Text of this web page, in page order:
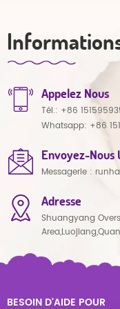
Appelez Nous
Tél.: +86
Whatsapp: +86
Envoyez-Nous
Messagerie :
Adresse
Shuangyang
BESOIN D'AIDE POUR